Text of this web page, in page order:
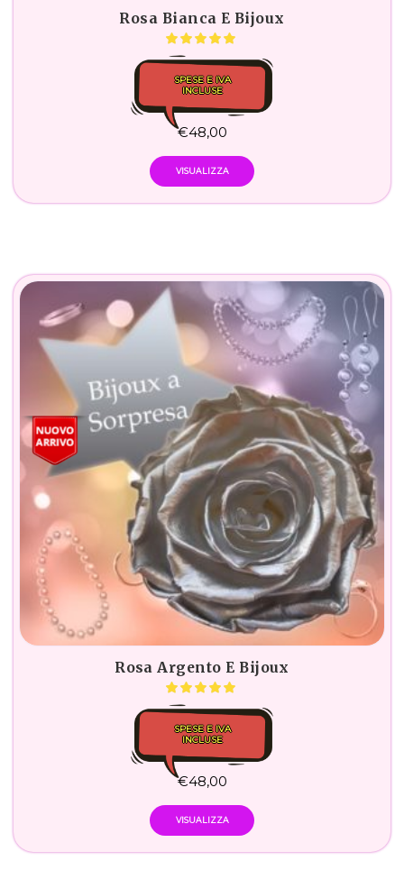
Rosa Bianca E Bijoux
SPESE E IVA
INCLUSE
€48,00
VISUALIZZA
Rosa Argento E Bijoux
SPESE E IVA
INCLUSE
€48,00
VISUALIZZA